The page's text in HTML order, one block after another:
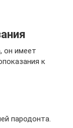
он имеет
к
пародонта.